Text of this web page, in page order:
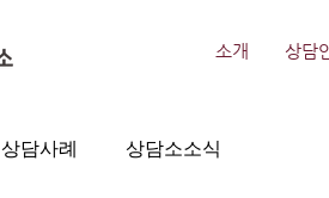
소개 상담
상담사례 상담소소식